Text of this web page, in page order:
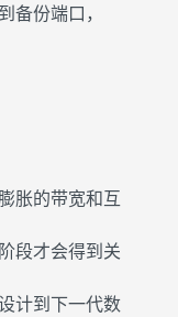
备份端口，
胀的带宽和互
段才会得到关
计到下一代数